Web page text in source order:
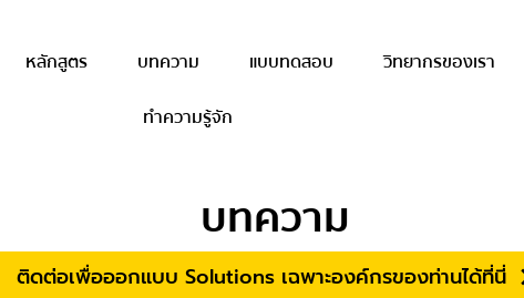
หลักสูตร บทความ แบบทดสอบ
วิทยากรของเรา
ทำความรู้จัก
บทความ
ติดต่อเพื่อออกแบบ Solutions เฉพาะองค์กรของท่านได้ที่นี่